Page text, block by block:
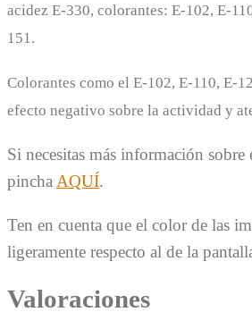
acidez E-330, colorantes: E-102, E-
151.
Colorantes como el E-102, E-110, E-
efecto negativo sobre la actividad y
Si necesitas más información sobre
pincha AQUÍ.
Ten en cuenta que el color de las
ligeramente respecto al de la
Valoraciones